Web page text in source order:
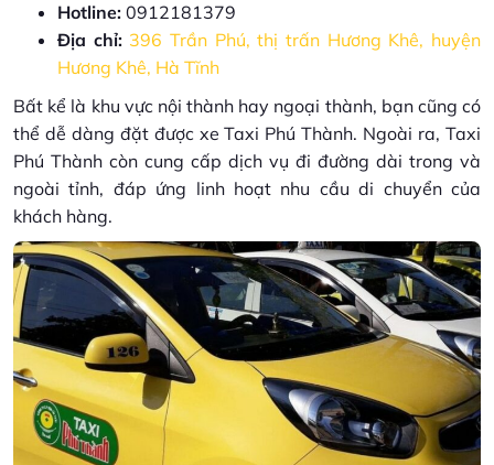
Hotline: 0912181379
Địa chỉ: 396 Trần Phú, thị trấn Hương Khê, huyện
Hương Khê, Hà Tĩnh
Bất kể là khu vực nội thành hay ngoại thành, bạn cũng có
thể dễ dàng đặt được xe Taxi Phú Thành. Ngoài ra, Taxi
Phú Thành còn cung cấp dịch vụ đi đường dài trong và
ngoài tỉnh, đáp ứng linh hoạt nhu cầu di chuyển của
khách hàng.